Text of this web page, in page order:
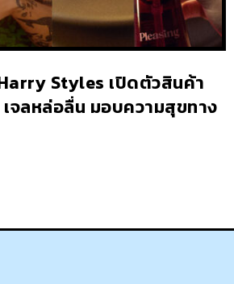
Styles เปิดตัวสินค้า
เจลหล่อลื่น มอบความสุขทาง